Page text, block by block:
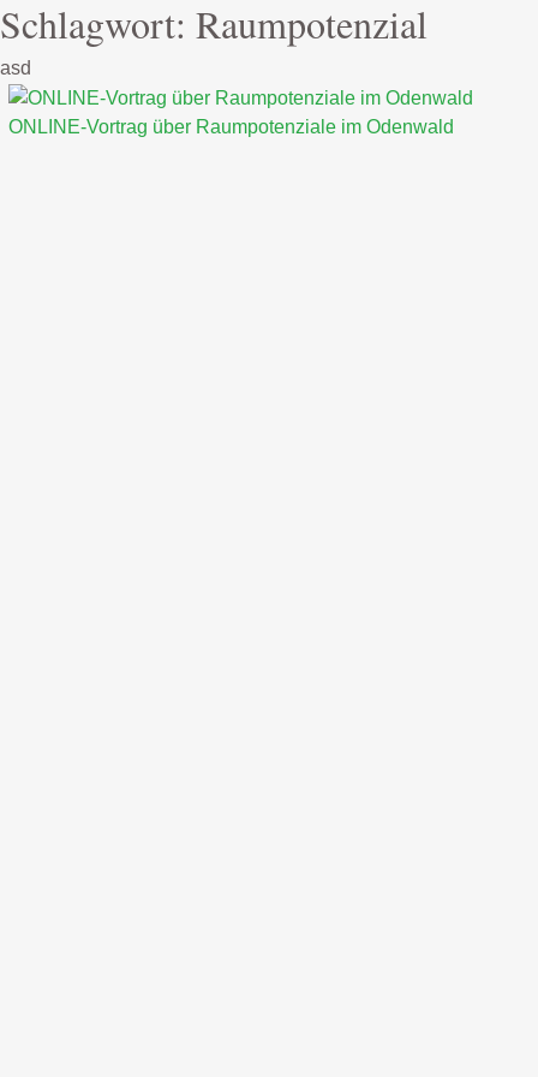
Schlagwort: Raumpotenzial
asd
ONLINE-Vortrag über Raumpotenziale im Odenwald